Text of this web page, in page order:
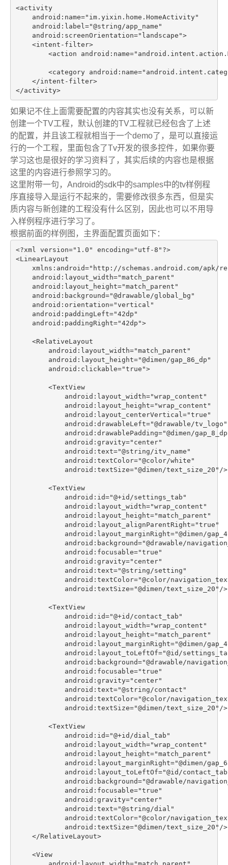
<activity
android:name="im.yixin.home.HomeActivity"
android:label="@string/app_name"
android:screenOrientation="landscape">
<intent-filter>
<action
<category
</intent-filter>
</activity>
如果记不住上面需要配置的内容其实也没有关系，可以新
创建一个TV工程，默认创建的TV工程就已经包含了上述
的配置，并且该工程就相当于一个demo了，是可以直接运
行的一个工程，里面包含了Tv开发的很多控件，如果你要
学习这也是很好的学习资料了，其实后续的内容也是根据
这里的内容进行参照学习的。
这里附带一句，Android的sdk中的samples中的tv样例程
序直接导入是运行不起来的，需要修改很多东西，但是实
质内容与新创建的工程没有什么区别，因此也可以不用导
入样例程序进行学习了。
根据前面的样例图，主界面配置页面如下：
<?xml version="1.0" encoding="utf-8"?>
<LinearLayout
xmlns:android="http://schemas.android.com/apk/
android:layout_width="match_parent"
android:layout_height="match_parent"
android:background="@drawable/global_bg"
android:orientation="vertical"
android:paddingLeft="42dp"
android:paddingRight="42dp">
<RelativeLayout
android:layout_width="match_parent"
android:layout_height="@dimen/gap_86_dp"
android:clickable="true">
<TextView
android:layout_width="wrap_content"
android:layout_height="wrap_content"
android:layout_centerVertical="true"
android:drawableLeft="@drawable/tv_logo"
android:drawablePadding="@dimen/
android:gravity="center"
android:text="@string/itv_name"
android:textColor="@color/white"
android:textSize="@dimen/text_size_20"/>
<TextView
android:id="@+id/settings_tab"
android:layout_width="wrap_content"
android:layout_height="match_parent"
android:layout_alignParentRight="true"
android:layout_marginRight="@dimen/
android:background="@drawable/
android:focusable="true"
android:gravity="center"
android:text="@string/setting"
android:textColor="@color/
android:textSize="@dimen/text_size_20"/>
<TextView
android:id="@+id/contact_tab"
android:layout_width="wrap_content"
android:layout_height="match_parent"
android:layout_marginRight="@dimen/
android:layout_toLeftOf="@id/
android:background="@drawable/
android:focusable="true"
android:gravity="center"
android:text="@string/contact"
android:textColor="@color/
android:textSize="@dimen/text_size_20"/>
<TextView
android:id="@+id/dial_tab"
android:layout_width="wrap_content"
android:layout_height="match_parent"
android:layout_marginRight="@dimen/
android:layout_toLeftOf="@id/
android:background="@drawable/
android:focusable="true"
android:gravity="center"
android:text="@string/dial"
android:textColor="@color/
android:textSize="@dimen/text_size_20"/>
</RelativeLayout>
<View
android:layout_width="match_parent"